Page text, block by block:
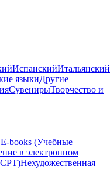
ИспанскийИтальянский
языкиДругие
СувенирыТворчество и
E-books (Учебные
в электронном
Нехудожественная